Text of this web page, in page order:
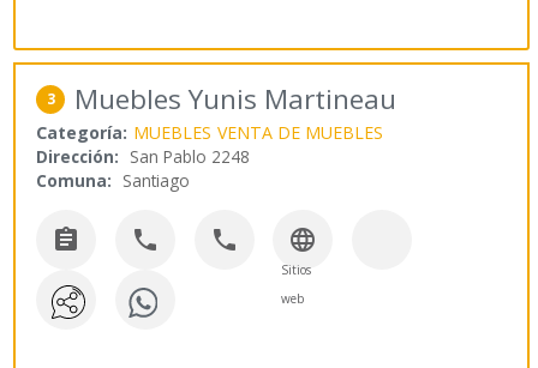
3 Muebles Yunis Martineau
Categoría: MUEBLES VENTA DE MUEBLES
Dirección: San Pablo 2248
Comuna: Santiago
   
Sitios
web